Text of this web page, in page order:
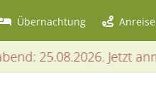
Übernachtung Anreise
Jetzt anmelden! •